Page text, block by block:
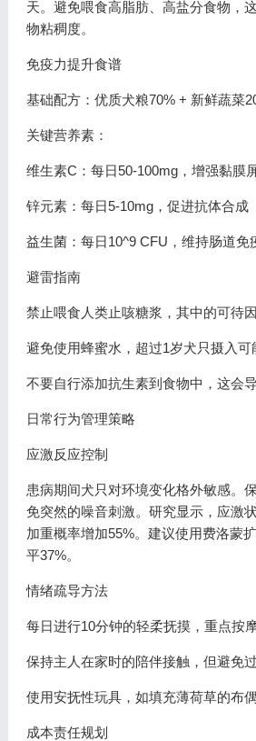
天。避免喂食高脂肪、高盐分食物，
物粘稠度。
免疫力提升食谱
基础配方：优质犬粮70% + 新鲜蔬菜
关键营养素：
维生素C：每日50-100mg，增强黏膜
锌元素：每日5-10mg，促进抗体合成
益生菌：每日10^9 CFU，维持肠道免
避雷指南
禁止喂食人类止咳糖浆，其中的可待
避免使用蜂蜜水，超过1岁犬只摄入可
不要自行添加抗生素到食物中，这会
日常行为管理策略
应激反应控制
患病期间犬只对环境变化格外敏感。
免突然的噪音刺激。研究显示，应激
加重概率增加55%。建议使用费洛蒙
平37%。
情绪疏导方法
每日进行10分钟的轻柔抚摸，重点按
保持主人在家时的陪伴接触，但避免
使用安抚性玩具，如填充薄荷草的布
成本责任规划